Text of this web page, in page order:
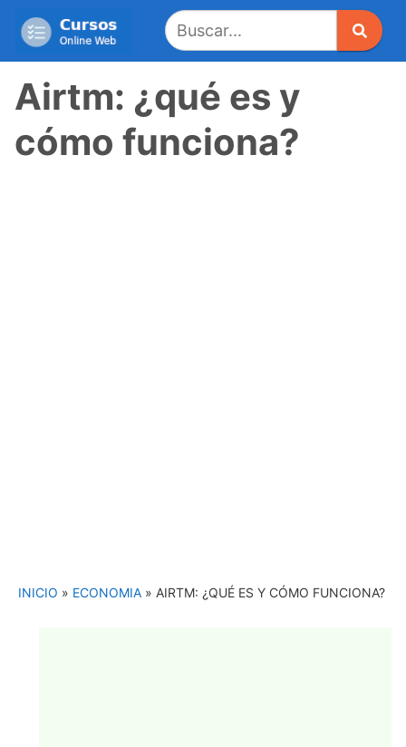
Airtm: ¿qué es y
cómo funciona?
INICIO » ECONOMIA » AIRTM: ¿QUÉ ES Y CÓMO FUNCIONA?